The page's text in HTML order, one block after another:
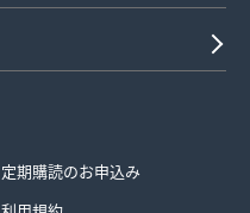
定期購読のお申込み